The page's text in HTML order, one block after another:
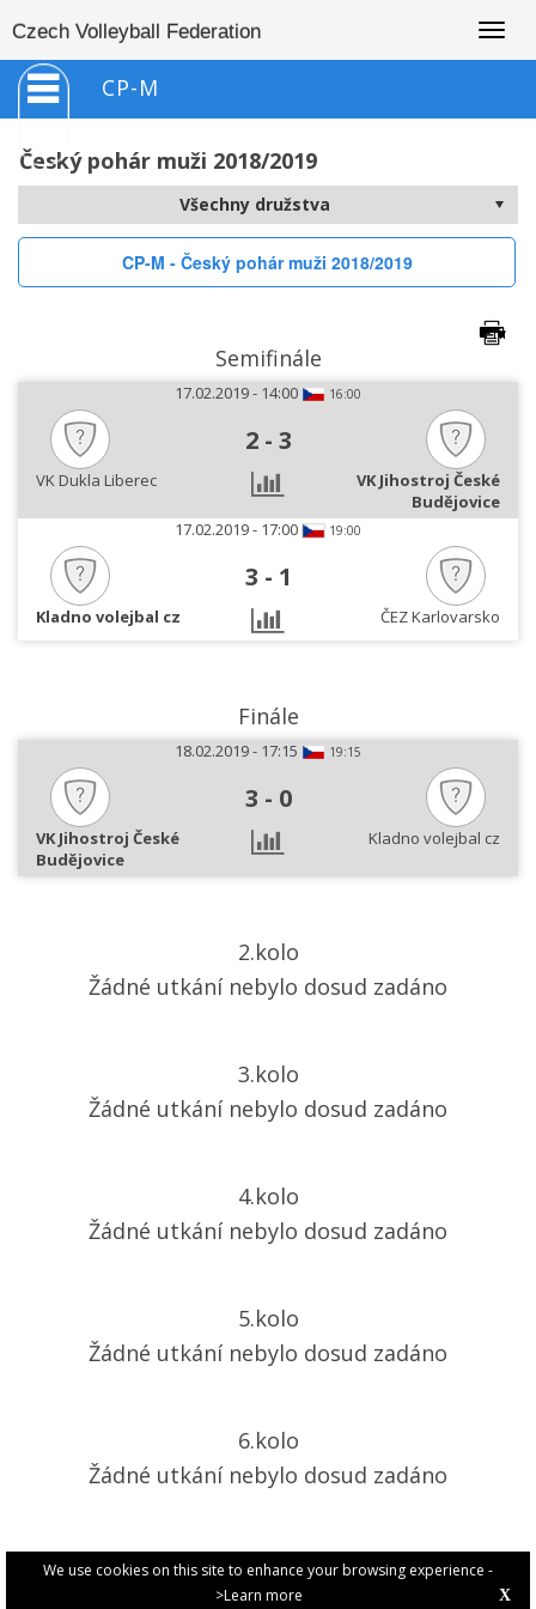
We use cookies on this site to enhance your browsing experience -
>Learn more
X
Czech Volleyball Federation
CP-M
Český pohár muži 2018/2019
CP-M - Český pohár muži 2018/2019
Semifinále
17.02.2019 - 14:00 16:00
2 - 3
VK Dukla Liberec
VK Jihostroj České
Budějovice
17.02.2019 - 17:00
19:00
3 - 1
Kladno volejbal cz ČEZ Karlovarsko
Finále
18.02.2019 - 17:15 19:15
3 - 0
VK Jihostroj České
Budějovice
Kladno volejbal cz
2.kolo
Žádné utkání nebylo dosud zadáno
3.kolo
Žádné utkání nebylo dosud zadáno
4.kolo
Žádné utkání nebylo dosud zadáno
5.kolo
Žádné utkání nebylo dosud zadáno
6.kolo
Žádné utkání nebylo dosud zadáno